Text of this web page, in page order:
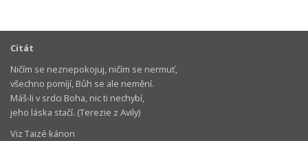
Citát
Ničím se neznepokojuj, ničím se nermuť,
všechno pomíjí, Bůh se ale nemění.
Máš-li v srdci Boha, nic ti nechybí,
jeho láska stačí. (Terezie z Avily)
Viz Taizé kánon